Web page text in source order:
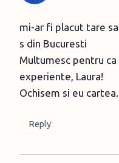
mi-ar fi placut tare
s din Bucuresti
Multumesc pentru
experiente, Laura!
Ochisem si eu
Reply